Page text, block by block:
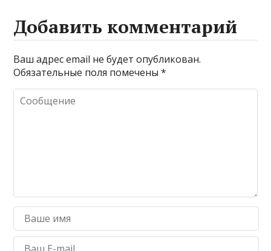
Добавить комментарий
Ваш адрес email не будет опубликован.
Обязательные поля помечены*